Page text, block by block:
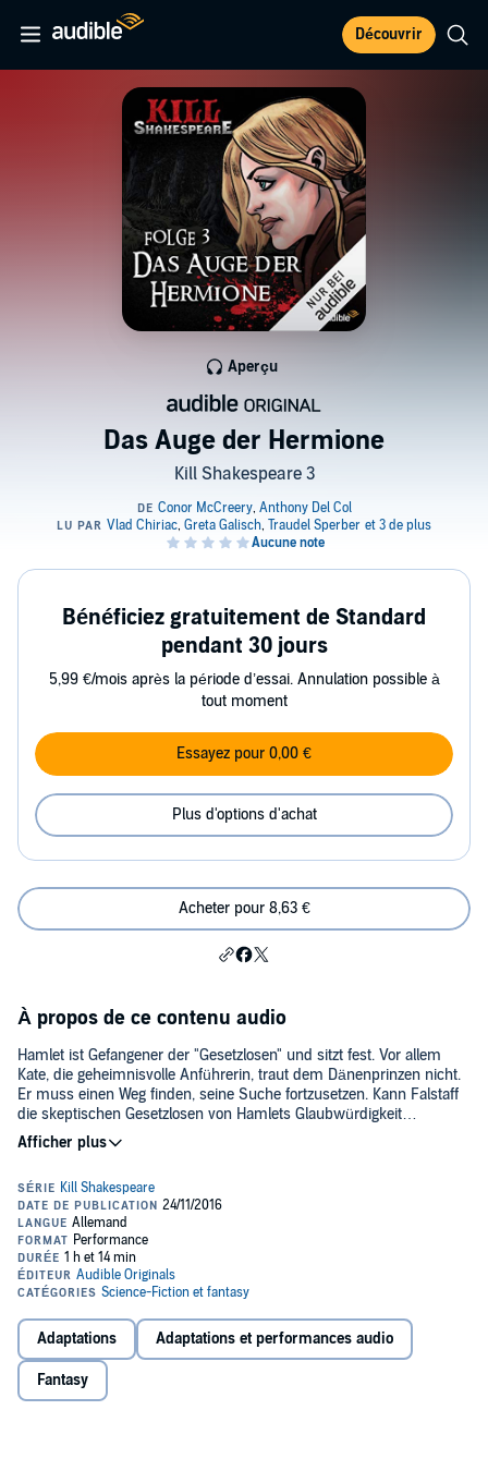
Découvrir
Das Auge der Hermione
Kill Shakespeare 3
Aperçu
Bénéficiez gratuitement de Standard
pendant 30 jours
5,99 €/mois après la période d’essai. Annulation possible à
tout moment
Essayez pour 0,00 €
Plus d'options d'achat
Acheter pour 8,63 €
À propos de ce contenu audio
Hamlet ist Gefangener der "Gesetzlosen" und sitzt fest. Vor allem
Kate, die geheimnisvolle Anführerin, traut dem Dänenprinzen nicht.
Er muss einen Weg finden, seine Suche fortzusetzen. Kann Falstaff
die skeptischen Gesetzlosen von Hamlets Glaubwürdigkeit
überzeugen? Währenddessen tobt am Hofe weiterhin der
Machtkampf zwischen König Macbeth und Richard. Wird sich der
Macbeth behaupten? Und welches Spiel treibt Lady Macbeth mit
der Hilfe ihrer getreuen Hexen?
>> Diese Hörspiel-Serie genießt du exklusiv nur bei Audible.
©2016 Conor McCreery / Anthony Del Col. Übersetzung von Änne
Troester (P)2016 Audible Studios
Adaptations Adaptations et performances audio
Fantasy